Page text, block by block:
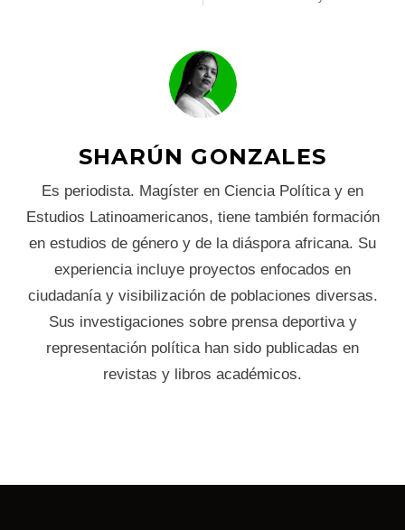
SHARÚN GONZALES
Es periodista. Magíster en Ciencia Política y en
Estudios Latinoamericanos, tiene también formación
en estudios de género y de la diáspora africana. Su
experiencia incluye proyectos enfocados en
ciudadanía y visibilización de poblaciones diversas.
Sus investigaciones sobre prensa deportiva y
representación política han sido publicadas en
revistas y libros académicos.